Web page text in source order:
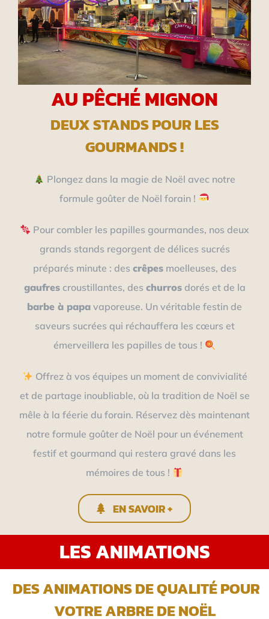
AU PÊCHÉ MIGNON
DEUX STANDS POUR LES
GOURMANDS !
Plongez dans la magie de Noël avec notre
formule goûter de Noël forain !
Pour combler les papilles gourmandes, nos deux
grands stands regorgent de délices sucrés
préparés minute : des crêpesmoelleuses, des
gaufrescroustillantes, des churrosdorés et de la
barbe à papa vaporeuse. Un véritable festin de
saveurs sucrées qui réchauffera les cœurs et
émerveillera les papilles de tous !
Offrez à vos équipes un moment de convivialité
et de partage inoubliable, où la tradition de Noël se
mêle à la féerie du forain. Réservez dès maintenant
notre formule goûter de Noël pour un événement
festif et gourmand qui restera gravé dans les
mémoires de tous !
EN SAVOIR +
LES ANIMATIONS
DES ANIMATIONS DE QUALITÉ POUR
VOTRE ARBRE DE NOËL